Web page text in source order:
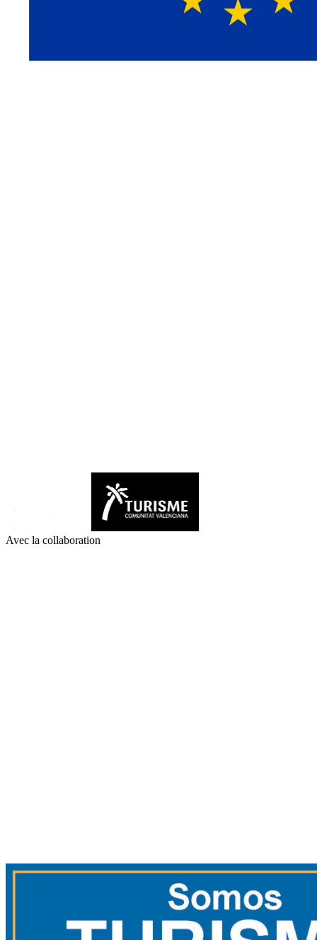
Avec la collaboration